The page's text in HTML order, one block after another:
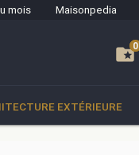
mois Maisonpedia
folder_special0
0
EXTÉRIEURE